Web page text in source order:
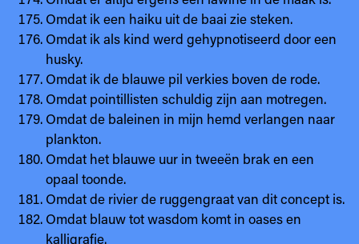
Omdat ik een haiku uit de baai zie steken.
Omdat ik als kind werd gehypnotiseerd door een
husky.
Omdat ik de blauwe pil verkies boven de rode.
Omdat pointillisten schuldig zijn aan motregen.
Omdat de baleinen in mijn hemd verlangen naar
plankton.
Omdat het blauwe uur in tweeën brak en een
opaal toonde.
Omdat de rivier de ruggengraat van dit concept is.
Omdat blauw tot wasdom komt in oases en
kalligrafie.